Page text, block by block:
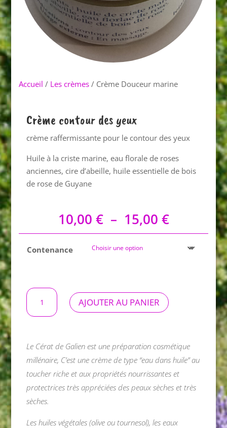
Accueil / Les crèmes / Crème Douceur marine
Crème contour des yeux
crème raffermissante pour le contour des yeux
Huile à la criste marine, eau florale de roses
anciennes, cire d’abeille, huile essentielle de bois
de rose de Guyane
10,00 € – 15,00 €Plage
de
prix :
Contenance
quantité
Crème
marine
AJOUTER AU PANIER
Le Cérat de Galien est une préparation cosmétique
millénaire, C’est une crème de type “eau dans huile” au
toucher riche et aux propriétés nourrissantes et
protectrices très appréciées des peaux sèches et très
sèches.
Les huiles végétales (olive ou tournesol), les eaux